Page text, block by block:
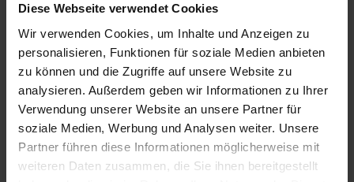
Diese Webseite verwendet Cookies
Wir verwenden Cookies, um Inhalte und Anzeigen zu
personalisieren, Funktionen für soziale Medien anbieten
zu können und die Zugriffe auf unsere Website zu
analysieren. Außerdem geben wir Informationen zu Ihrer
Verwendung unserer Website an unsere Partner für
soziale Medien, Werbung und Analysen weiter. Unsere
Partner führen diese Informationen möglicherweise mit
weiteren Daten zusammen, die Sie ihnen bereitgestellt
DRÄN-S
PE DränSchacht
DN300 H=0,8m